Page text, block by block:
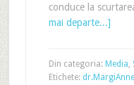
conduce la
mai departe...]
Din categoria: Media,
Etichete: dr.MargiAnne